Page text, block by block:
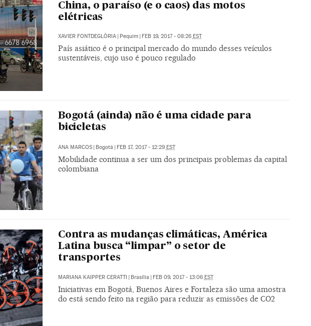
China, o paraíso (e o caos) das motos
elétricas
XAVIER FONTDEGLÒRIA Pequim FEB 19, 2017 - 08:26 EST
País asiático é o principal mercado do mundo desses veículos
sustentáveis, cujo uso é pouco regulado
Bogotá (ainda) não é uma cidade para
bicicletas
ANA MARCOS | Bogotá | FEB 17, 2017 - 12:29 EST
Mobilidade continua a ser um dos principais problemas da capital
colombiana
Contra as mudanças climáticas, América
Latina busca “limpar” o setor de
transportes
MARIANA KAIPPER CERATTI | Brasília | FEB 09, 2017 - 13:06 EST
Iniciativas em Bogotá, Buenos Aires e Fortaleza são uma amostra
do está sendo feito na região para reduzir as emissões de CO2